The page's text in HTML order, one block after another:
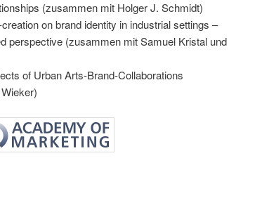
(zusammen mit Holger J. Schmidt)
on brand identity in industrial settings –
perspective (zusammen mit Samuel Kristal und
of Urban Arts-Brand-Collaborations